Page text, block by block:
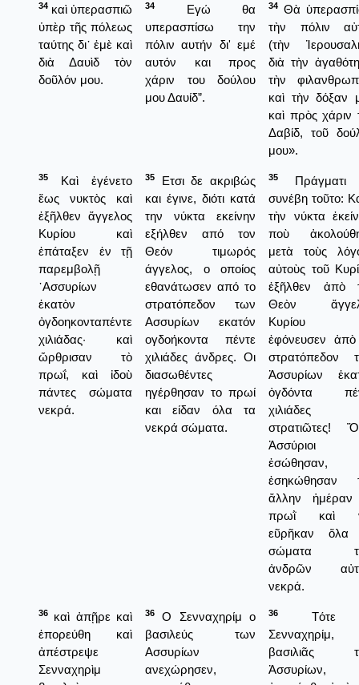
34 καὶ ὑπερασπιῶ
ὑπὲρ τῆς πόλεως
ταύτης δι᾿ ἐμὲ καὶ
διὰ Δαυὶδ τὸν
δοῦλόν μου.
34
Εγώ θα
υπερασπίσω την
πόλιν αυτήν δι' εμέ
αυτόν και προς
χάριν του δούλου
μου Δαυίδ”.
34 Θὰ
τὴν πόλιν
(τὴν
διὰ τὴν
τὴν
καὶ τὴν δόξαν
καὶ πρὸς χάριν
Δαβίδ, τοῦ
μου».
35
Καὶ ἐγένετο
ἕως νυκτὸς καὶ
ἐξῆλθεν ἄγγελος
Κυρίου καὶ
ἐπάταξεν ἐν τῇ
παρεμβολῇ
᾿Ασσυρίων
ἑκατὸν
ὀγδοηκονταπέντε
χιλιάδας· καὶ
ὤρθρισαν τὸ
πρωΐ, καὶ ἰδοὺ
πάντες σώματα
νεκρά.
35
Ετσι δε ακριβώς
και έγινε, διότι κατά
την νύκτα εκείνην
εξήλθεν από τον
Θεόν τιμωρός
άγγελος, ο οποίος
εθανάτωσεν από το
στρατόπεδον των
Ασσυρίων εκατόν
ογδοήκοντα πέντε
χιλιάδες άνδρες. Οι
διασωθέντες
ηγέρθησαν το πρωί
και είδαν όλα τα
νεκρά σώματα.
35
Πράγματι
συνέβη τοῦτο:
τὴν νύκτα
ποὺ
μετὰ τοὺς
αὐτοὺς τοῦ
ἐξῆλθεν ἀπὸ
Θεὸν
Κυρίου
ἐφόνευσεν
στρατόπεδον
Ἀσσυρίων
ὀγδόντα
χιλιάδες
στρατιῶτες!
Ἀσσύριοι
ἐσώθησαν,
ἐσηκώθησαν
ἄλλην ἡμέραν
πρωῒ καὶ
εῦρῆκαν ὅλα
σώματα
ἀνδρῶν
νεκρά.
36
καὶ ἀπῇρε καὶ
ἐπορεύθη καὶ
ἀπέστρεψε
Σενναχηρὶμ
36
Ο Σενναχηρίμ ο
βασιλεύς των
Ασσυρίων
ανεχώρησεν,
36
Τότε
βασιλιᾶς
Ἀσσυρίων,